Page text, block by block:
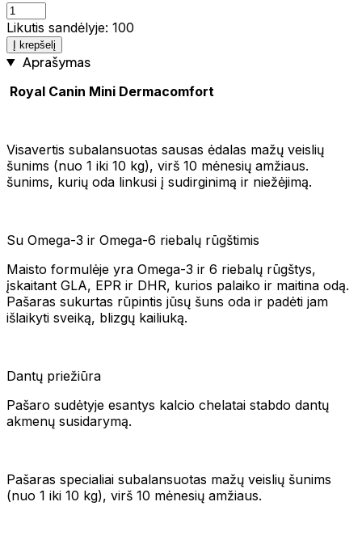
Likutis sandėlyje: 100
Į krepšelį
Aprašymas
Royal Canin Mini Dermacomfort
Visavertis subalansuotas sausas ėdalas mažų veislių
šunims (nuo 1 iki 10 kg), virš 10 mėnesių amžiaus.
šunims, kurių oda linkusi į sudirginimą ir niežėjimą.
Su Omega-3 ir Omega-6 riebalų rūgštimis
Maisto formulėje yra Omega-3 ir 6 riebalų rūgštys,
įskaitant GLA, EPR ir DHR, kurios palaiko ir maitina odą.
Pašaras sukurtas rūpintis jūsų šuns oda ir padėti jam
išlaikyti sveiką, blizgų kailiuką.
Dantų priežiūra
Pašaro sudėtyje esantys kalcio chelatai stabdo dantų
akmenų susidarymą.
Pašaras specialiai subalansuotas mažų veislių šunims
(nuo 1 iki 10 kg), virš 10 mėnesių amžiaus.